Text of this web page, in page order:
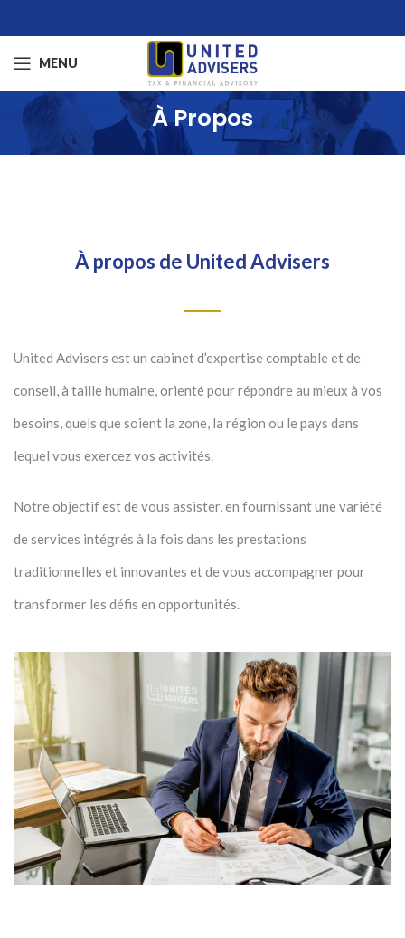
MENU
À Propos
À propos de United Advisers
United Advisers est un cabinet d’expertise comptable et de
conseil, à taille humaine, orienté pour répondre au mieux à vos
besoins, quels que soient la zone, la région ou le pays dans
lequel vous exercez vos activités.
Notre objectif est de vous assister, en fournissant une variété
de services intégrés à la fois dans les prestations
traditionnelles et innovantes et de vous accompagner pour
transformer les défis en opportunités.